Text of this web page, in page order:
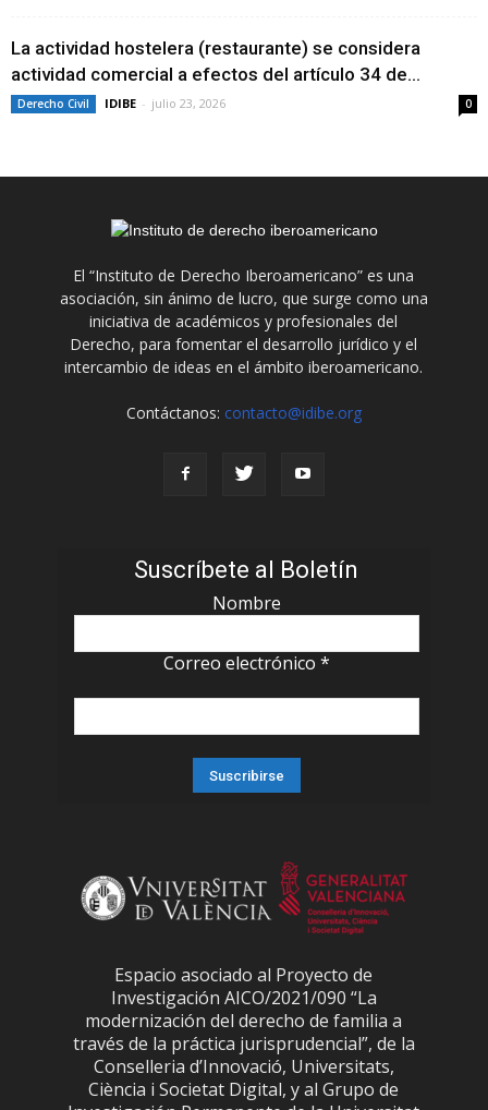
La actividad hostelera (restaurante) se considera
actividad comercial a efectos del artículo 34 de...
Derecho Civil IDIBE - julio 23, 2026 0
El “Instituto de Derecho Iberoamericano” es una
asociación, sin ánimo de lucro, que surge como una
iniciativa de académicos y profesionales del
Derecho, para fomentar el desarrollo jurídico y el
intercambio de ideas en el ámbito iberoamericano.
Contáctanos: contacto@idibe.org
Suscríbete al Boletín
Nombre
Correo electrónico *
Espacio asociado al Proyecto de
Investigación AICO/2021/090 “La
modernización del derecho de familia a
través de la práctica jurisprudencial”, de la
Conselleria d’Innovació, Universitats,
Ciència i Societat Digital, y al Grupo de